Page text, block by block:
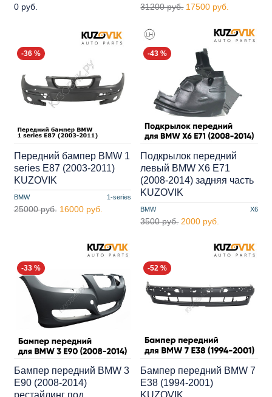
0 руб. 31200 руб. 17500 руб.
-36 %
BMW 1-series
Передний бампер BMW 1
series E87 (2003-2011)
KUZOVIK
25000 руб. 16000 руб.
-43 %
BMW X6
Подкрылок передний
левый BMW X6 E71
(2008-2014) задняя часть
KUZOVIK
3500 руб. 2000 руб.
-33 %
Бампер передний BMW 3
E90 (2008-2014)
рестайлинг под
-52 %
Бампер передний BMW 7
E38 (1994-2001)
KUZOVIK